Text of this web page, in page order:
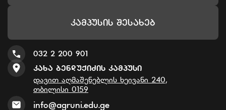
Კამპუსის Შესახებ
032 2 200 901
Კახა Ბენდუქიძის Კამპუსი
დავით აღმაშენებლის ხეივანი 240,
თბილისი 0159
info@agruni.edu.ge